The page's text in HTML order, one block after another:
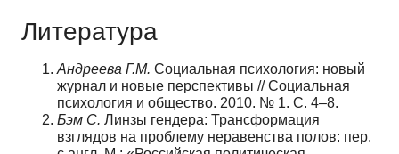
Литература
Андреева Г.М. Социальная психология: новый
журнал и новые перспективы // Социальная
психология и общество. 2010. № 1. С. 4–8.
Бэм С. Линзы гендера: Трансформация
взглядов на проблему неравенства полов: пер.